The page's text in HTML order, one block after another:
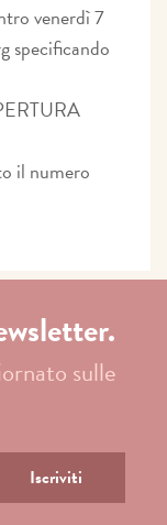
venerdì 7
specificando
il numero
sulle